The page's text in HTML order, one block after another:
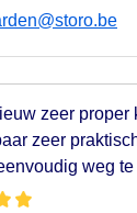
zeer proper
zeer
weg